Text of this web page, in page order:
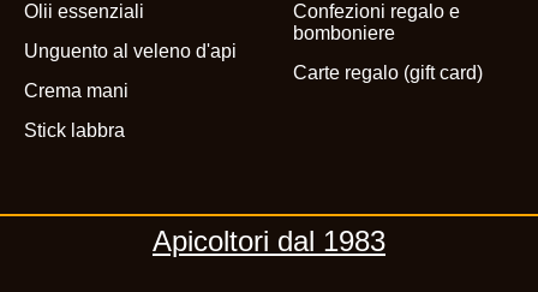
Olii essenziali
Unguento al veleno d'api
Crema mani
Stick labbra
Confezioni regalo e
bomboniere
Carte regalo (gift card)
Apicoltori dal 1983